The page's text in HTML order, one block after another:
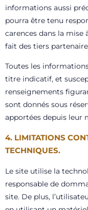
informations aussi
pourra être tenu
carences dans la mise
fait des tiers
Toutes les
titre indicatif, et
renseignements
sont donnés sous
apportées depuis leur
4. LIMITATIONS
TECHNIQUES.
Le site utilise la
responsable de
site. De plus,